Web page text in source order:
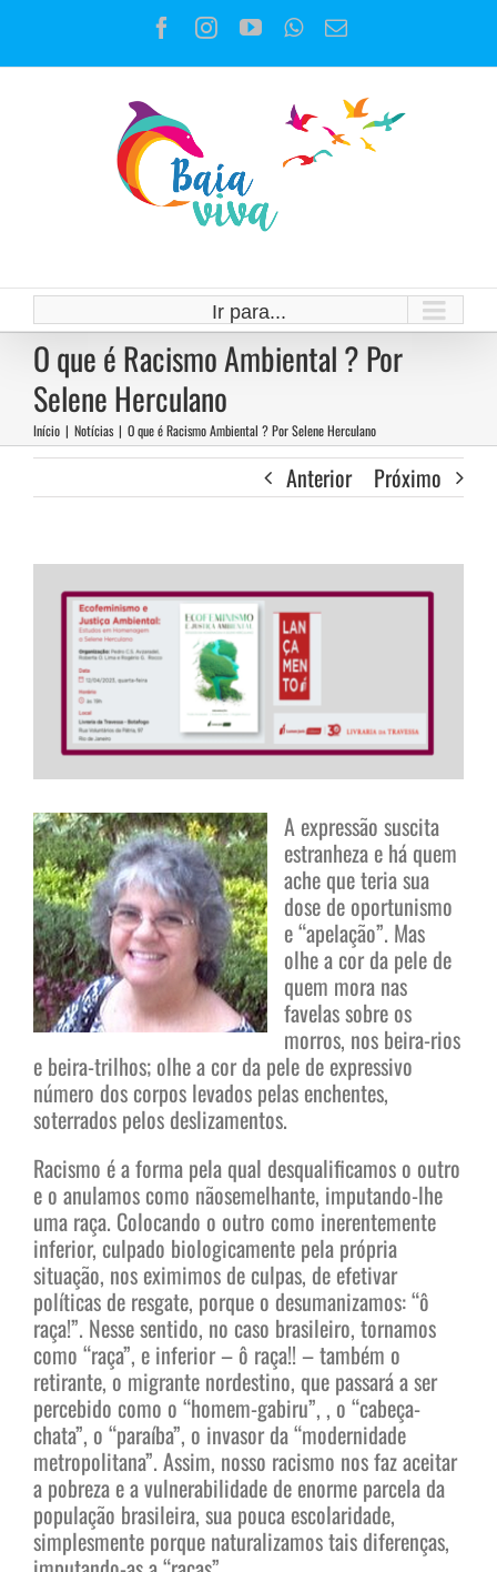
o
Facebook
Instagram
YouTubeWhatsApp
E-
Ir para...
O que é Racismo Ambiental ? Por
Selene Herculano
Início | Notícias | O que é Racismo Ambiental ? Por Selene Herculano
Anterior Próximo
Larger
Image
A expressão suscita
estranheza e há quem
ache que teria sua
dose de oportunismo
e “apelação”. Mas
olhe a cor da pele de
quem mora nas
favelas sobre os
morros, nos beira-rios
e beira-trilhos; olhe a cor da pele de expressivo
número dos corpos levados pelas enchentes,
soterrados pelos deslizamentos.
Racismo é a forma pela qual desqualificamos o outro
e o anulamos como nãosemelhante, imputando-lhe
uma raça. Colocando o outro como inerentemente
inferior, culpado biologicamente pela própria
situação, nos eximimos de culpas, de efetivar
políticas de resgate, porque o desumanizamos: “ô
raça!”. Nesse sentido, no caso brasileiro, tornamos
como “raça”, e inferior – ô raça!! – também o
retirante, o migrante nordestino, que passará a ser
percebido como o “homem-gabiru”, , o “cabeça-
chata”, o “paraíba”, o invasor da “modernidade
metropolitana”. Assim, nosso racismo nos faz aceitar
a pobreza e a vulnerabilidade de enorme parcela da
população brasileira, sua pouca escolaridade,
simplesmente porque naturalizamos tais diferenças,